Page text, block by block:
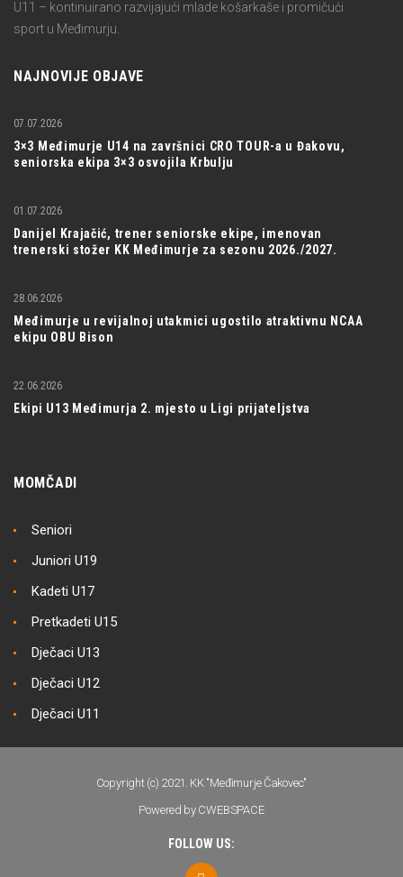
U11 – kontinuirano razvijajući mlade košarkaše i promičući
sport u Međimurju.
NAJNOVIJE OBJAVE
3×3 Međimurje U14 na završnici CRO TOUR-a u Đakovu,
seniorska ekipa 3×3 osvojila Krbulju
07.07.2026
Danijel Krajačić, trener seniorske ekipe, imenovan
trenerski stožer KK Međimurje za sezonu 2026./2027.
01.07.2026
Međimurje u revijalnoj utakmici ugostilo atraktivnu NCAA
ekipu OBU Bison
28.06.2026
Ekipi U13 Međimurja 2. mjesto u Ligi prijateljstva
22.06.2026
MOMČADI
Seniori
Juniori U19
Kadeti U17
Pretkadeti U15
Dječaci U13
Dječaci U12
Dječaci U11
Copyright (c) 2021. KK "Međimurje Čakovec"
Powered by CWEBSPACE
FOLLOW US: